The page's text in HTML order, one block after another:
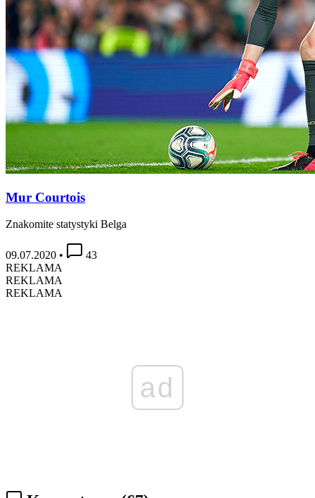
Mur Courtois
Znakomite statystyki Belga
09.07.2020 •
43
REKLAMA
REKLAMA
REKLAMA
ad